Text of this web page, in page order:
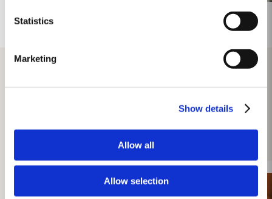
Statistics
Marketing
Show details
Allow all
Allow selection